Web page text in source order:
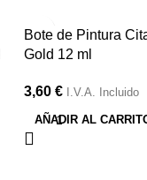
Bote de Pintura
Gold 12 ml
3,60 € I.V.A. Incluido
AÑADIR AL